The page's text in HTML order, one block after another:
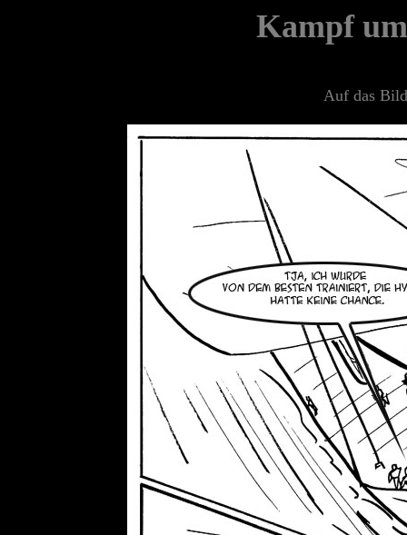
Kampf
Auf das